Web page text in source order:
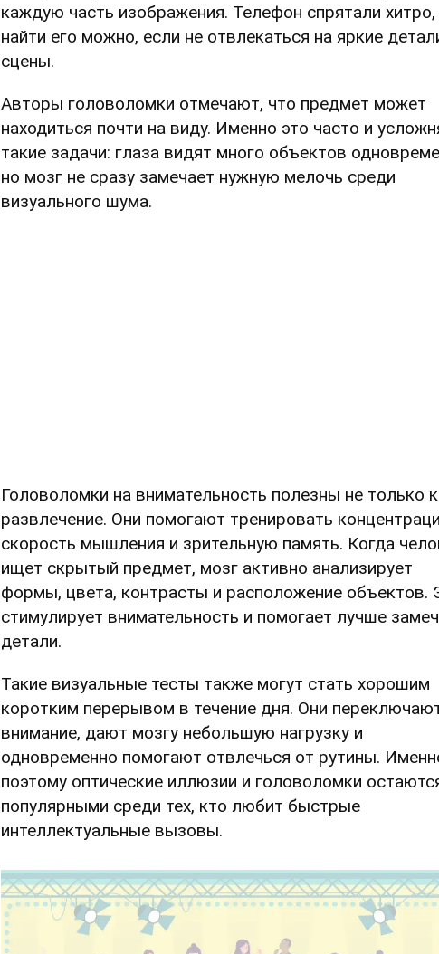
каждую часть изображения. Телефон спрятали хитро,
найти его можно, если не отвлекаться на яркие
сцены.
Авторы головоломки отмечают, что предмет может
находиться почти на виду. Именно это часто и
такие задачи: глаза видят много объектов
но мозг не сразу замечает нужную мелочь среди
визуального шума.
Головоломки на внимательность полезны не только
развлечение. Они помогают тренировать
скорость мышления и зрительную память. Когда
ищет скрытый предмет, мозг активно анализирует
формы, цвета, контрасты и расположение объектов.
стимулирует внимательность и помогает лучше
детали.
Такие визуальные тесты также могут стать хорошим
коротким перерывом в течение дня. Они
внимание, дают мозгу небольшую нагрузку и
одновременно помогают отвлечься от рутины.
поэтому оптические иллюзии и головоломки
популярными среди тех, кто любит быстрые
интеллектуальные вызовы.